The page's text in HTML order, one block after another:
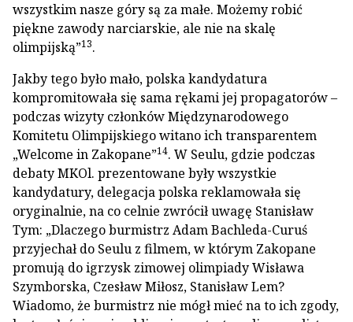
wszystkim nasze góry są za małe. Możemy robić
piękne zawody narciarskie, ale nie na skalę
olimpijską”13.
Jakby tego było mało, polska kandydatura
kompromitowała się sama rękami jej propagatorów –
podczas wizyty członków Międzynarodowego
Komitetu Olimpijskiego witano ich transparentem
„Welcome in Zakopane”14. W Seulu, gdzie podczas
debaty MKOl. prezentowane były wszystkie
kandydatury, delegacja polska reklamowała się
oryginalnie, na co celnie zwrócił uwagę Stanisław
Tym: „Dlaczego burmistrz Adam Bachleda-Curuś
przyjechał do Seulu z filmem, w którym Zakopane
promują do igrzysk zimowej olimpiady Wisława
Szymborska, Czesław Miłosz, Stanisław Lem?
Wiadomo, że burmistrz nie mógł mieć na to ich zgody,